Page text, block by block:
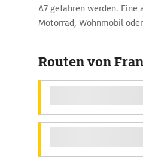
A7 gefahren werden.
Motorrad, Wohnmobil
Routen von